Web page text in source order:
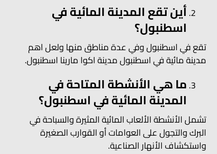
أين تقع المدينة المائية في
اسطنبول؟
تقع في اسطنبول وفي عدة مناطق منها ولعل اهم
مدينة مائية في اسطنبول مدينة اكوا مارينا اسطنبول.
ما هي الأنشطة المتاحة في
المدينة المائية في اسطنبول؟
تشمل الأنشطة الألعاب المائية المثيرة والسباحة في
البرك والتجول على العوامات أو القوارب الصغيرة
واستكشاف الأنهار الصناعية.